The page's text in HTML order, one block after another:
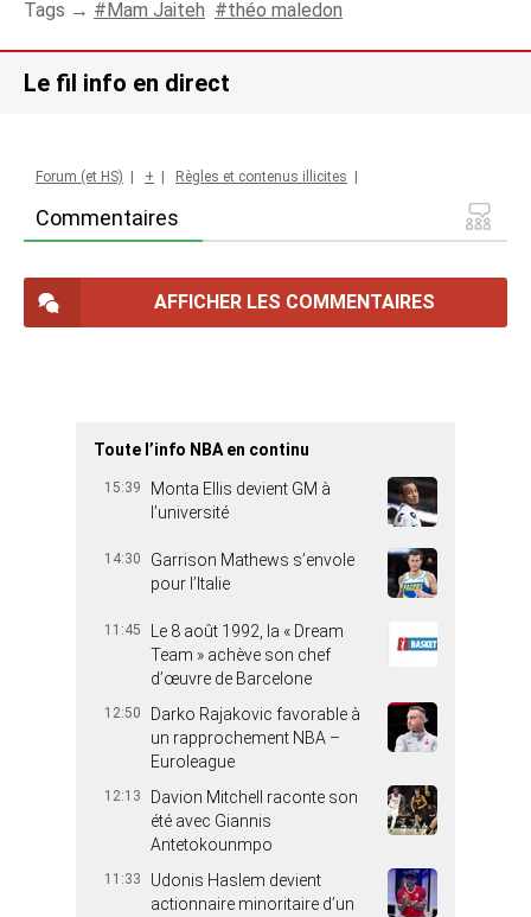
Tags → Mam Jaiteh théo maledon
Le fil info en direct
Commentaires
Forum (et HS) + Règles et contenus illicites
AFFICHER LES COMMENTAIRES
Toute l’info NBA en continu
15:39
Monta Ellis devient GM à
l’université
14:30
Garrison Mathews s’envole
pour l’Italie
11:45
Le 8 août 1992, la « Dream
Team » achève son chef
d’œuvre de Barcelone
12:50
Darko Rajakovic favorable à
un rapprochement NBA –
Euroleague
12:13
Davion Mitchell raconte son
été avec Giannis
Antetokounmpo
11:33
Udonis Haslem devient
actionnaire minoritaire d’un